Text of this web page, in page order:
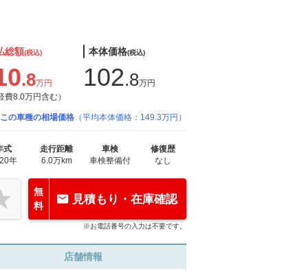
総額(税込)
.8万円
費8.0万円含む）
本体価格(税込)
102.8万円
この車種の相場価格 （平均本体価格：149.3万円）
式
年
走行距離
6.0万km
車検
車検整備付
修復歴
なし
無
料
見積もり・在庫確認
※お電話番号の入力は不要です。
店舗情報